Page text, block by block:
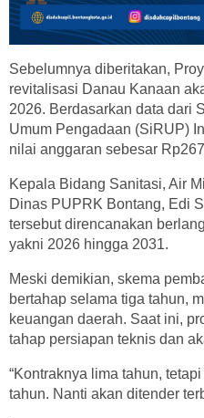
Sebelumnya diberitakan,
revitalisasi Danau Kanaan
2026. Berdasarkan data dari
Umum Pengadaan (SiRUP)
nilai anggaran sebesar
Kepala Bidang Sanitasi, Air
Dinas PUPRK Bontang, Edi
tersebut direncanakan
yakni 2026 hingga 2031.
Meski demikian, skema
bertahap selama tiga tahun,
keuangan daerah. Saat ini,
tahap persiapan teknis dan
“Kontraknya lima tahun,
tahun. Nanti akan ditender